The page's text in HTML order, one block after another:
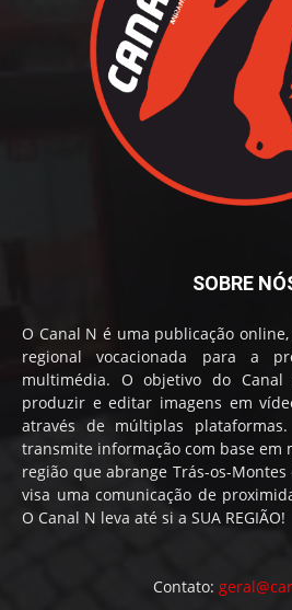
SOBRE
O Canal N é uma publicação
regional vocacionada para a
multimédia. O objetivo do
produzir e editar imagens em
através de múltiplas
transmite informação com base em
região que abrange Trás-os-
visa uma comunicação de
O Canal N leva até si a SUA REGIÃO!
Contato: